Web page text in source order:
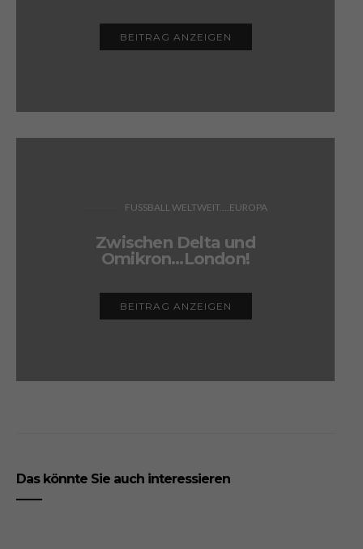
BEITRAG ANZEIGEN
FUSSBALL WELTWEIT....EUROPA
Zwischen Delta und
Omikron…London!
BEITRAG ANZEIGEN
Das könnte Sie auch interessieren